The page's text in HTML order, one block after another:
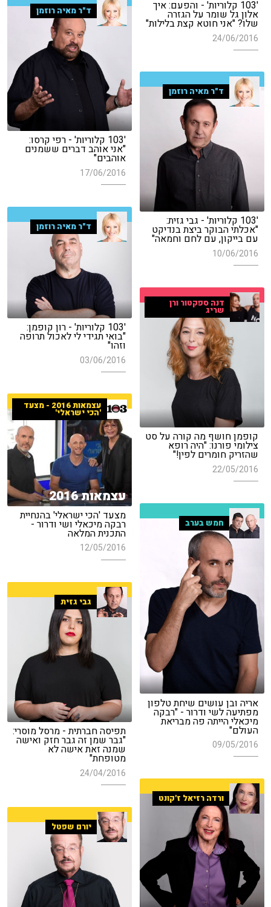
'103 קלוריות' - והפעם: איך
אלון גל שומר על הגזרה
שלו? "אני חוטא קצת בלילות"
24/06/2016
ד"ר מאיה רוזמן
'103 קלוריות' - רפי קרסו:
"אני אוהב דברים ששמנים
אוהבים"
17/06/2016
ד"ר מאיה רוזמן
'103 קלוריות' - גבי גזית:
"אכלתי הבוקר ביצת בנדיקט
עם בייקון, עם לחם וחמאה"
10/06/2016
ד"ר מאיה רוזמן
'103 קלוריות' - רון קופמן:
"בואי תגידי לי לאכול תרופה
וזהו"
03/06/2016
דנה ספקטור ורן
שריג
קופמן חושף מה קורה על סט
צילומי פורנו: "היה רופא
שהזריק חומרים לפין!"
22/05/2016
עצמאות 2016 - מצעד
'הכי ישראלי'
עצמאות 2016
מצעד 'הכי ישראלי' בהנחיית
רבקה מיכאלי ושי ודרור -
התכנית המלאה
12/05/2016
חמש בערב
אריה ובן עושים שיחת טלפון
מפתיעה לשי ודרור - "רבקה
מיכאלי הייתה פה מבריאת
העולם"
09/05/2016
גבי גזית
תפיסה חברתית - מרסל מוסרי:
"גבר שמן זה גבר חזק ואישה
שמנה זאת אישה לא
מטופחת"
24/04/2016
ורדה רזיאל ז'קונט
יורם שפטל